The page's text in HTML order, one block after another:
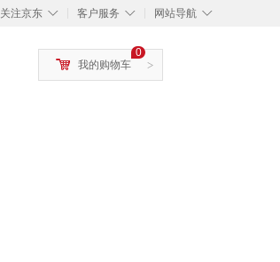
◇
关注京东 ◇
客户服务 ◇
网站导航
>
0
我的购物车